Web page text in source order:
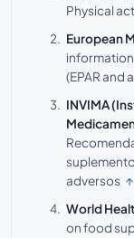
Physical
European
(EPAR and
INVIMA
adversos ↑
World
on food